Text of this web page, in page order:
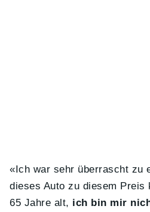
«Ich war sehr überrascht zu
dieses Auto zu diesem Preis
65 Jahre alt, ich bin mir